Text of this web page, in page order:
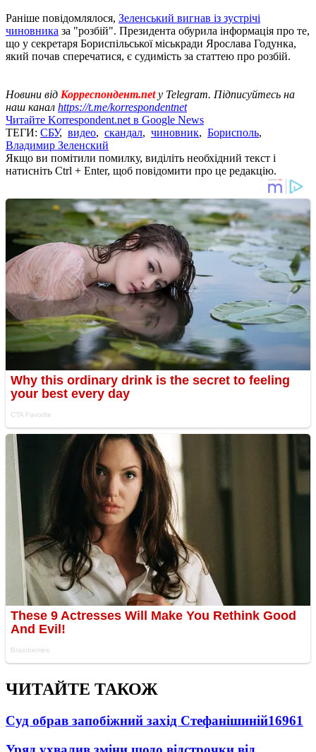
Раніше повідомлялося, Зеленський вигнав із зустрічі
чиновника за "розбій". Президента обурила інформація про те,
що у секретаря Бориспільської міськради Ярослава Годунка,
який почав сперечатися, є судимість за статтею про розбій.
Новини від Корреспондент.netу Telegram. Підписуйтесь на
наш канал https://t.me/korrespondentnet
Читайте Korrespondent.net в Google News
ТЕГИ: СБУ, видео, скандал, чиновник, Борисполь,
Владимир Зеленский
Якщо ви помітили помилку, виділіть необхідний текст і
натисніть Ctrl + Enter, щоб повідомити про це редакцію.
ЧИТАЙТЕ ТАКОЖ
Суд обрав запобіжний захід Стефанішиній16961